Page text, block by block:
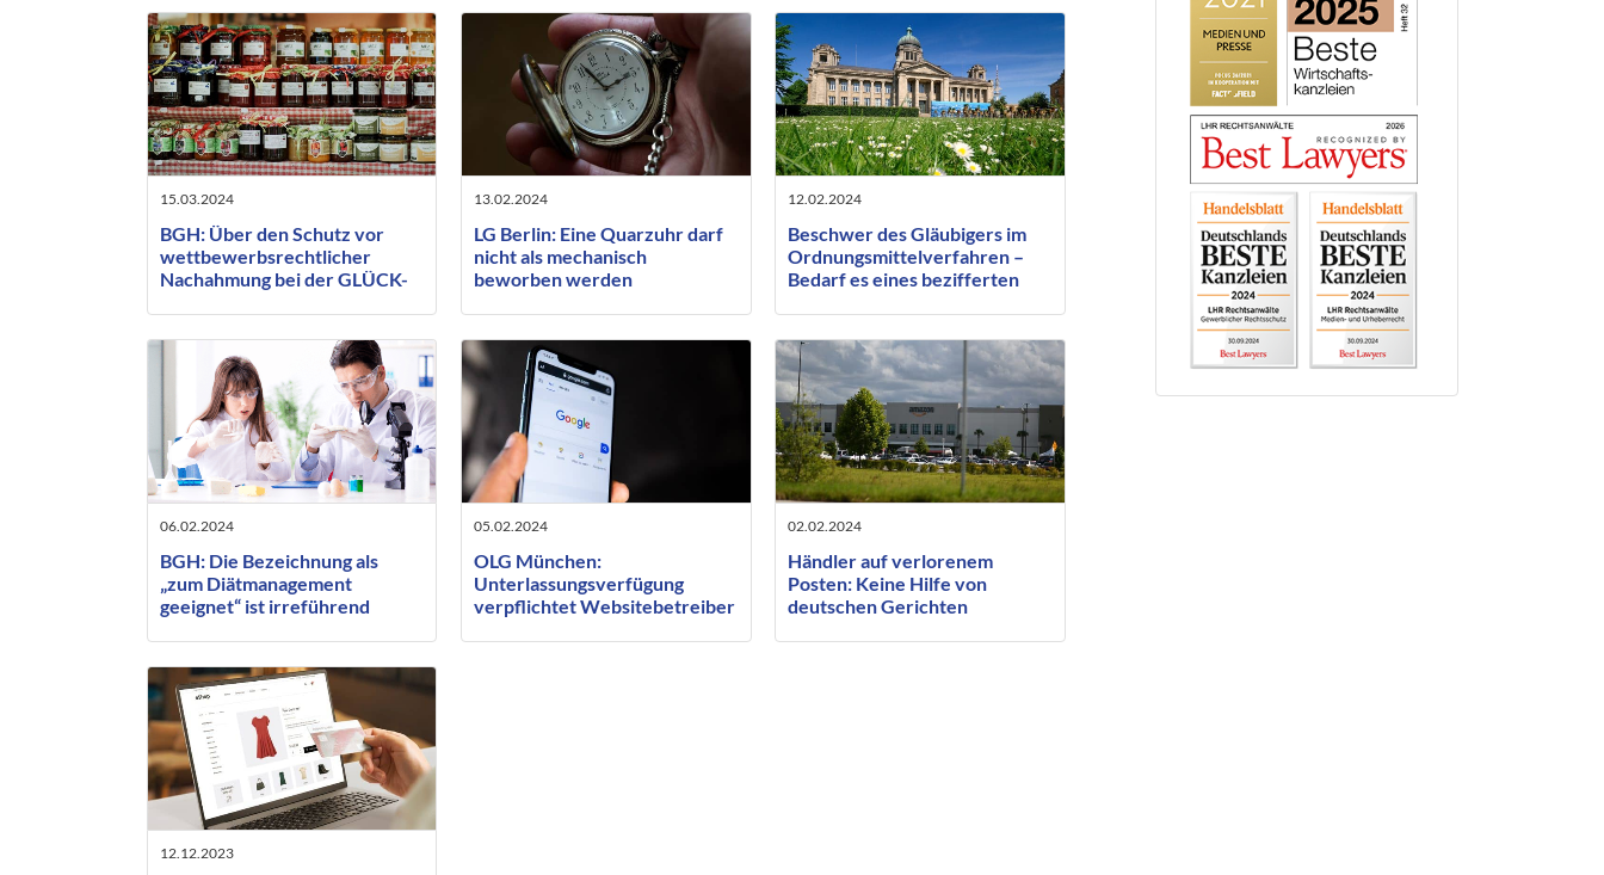
15.03.2024
BGH: Über den Schutz vor
wettbewerbsrechtlicher
Nachahmung bei der GLÜCK-
13.02.2024
LG Berlin: Eine Quarzuhr darf
nicht als mechanisch
beworben werden
12.02.2024
Beschwer des Gläubigers im
Ordnungsmittelverfahren –
Bedarf es eines bezifferten
06.02.2024
BGH: Die Bezeichnung als
„zum Diätmanagement
geeignet“ ist irreführend
05.02.2024
OLG München:
Unterlassungsverfügung
verpflichtet Websitebetreiber
02.02.2024
Händler auf verlorenem
Posten: Keine Hilfe von
deutschen Gerichten
12.12.2023